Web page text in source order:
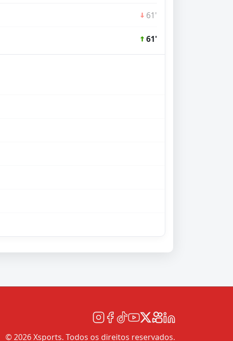
61'
61'
© 2026 Xsports. Todos os direitos reservados.